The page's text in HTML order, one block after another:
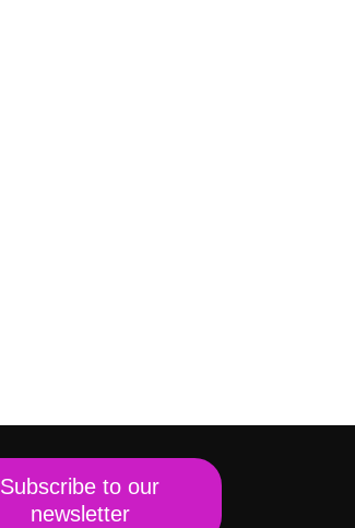
Subscribe to our
newsletter